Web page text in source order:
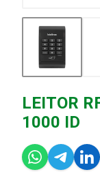
LEITOR
1000 ID